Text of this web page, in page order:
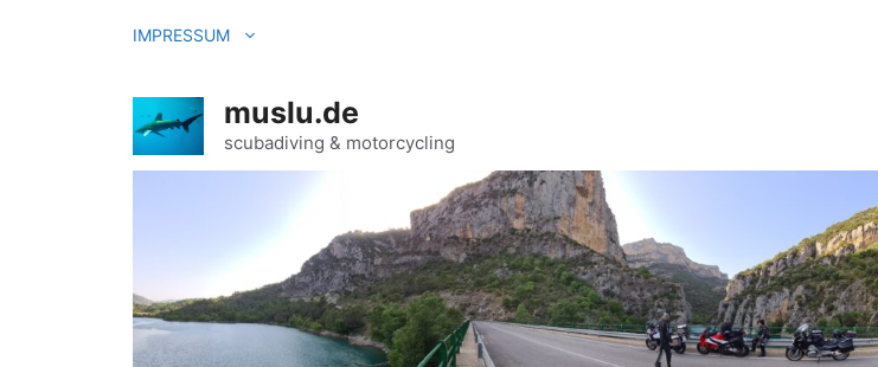
IMPRESSUM
muslu.de
scubadiving & motorcycling